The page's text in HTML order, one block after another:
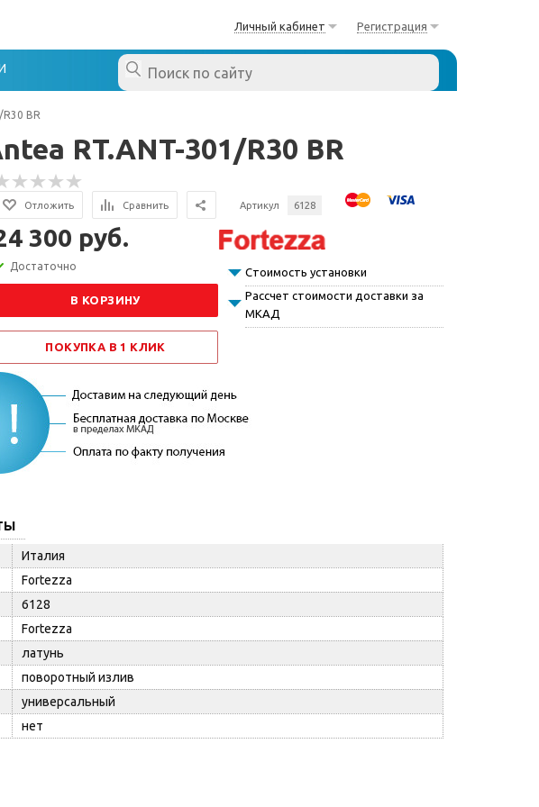
Личный кабинет Регистрация
BR
RT.ANT-301/R30 BR
Отложить Сравнить Артикул 6128
300 руб.
Достаточно
В КОРЗИНУ
ПОКУПКА В 1 КЛИК
Стоимость установки
Рассчет стоимости доставки за
МКАД
Италия
Fortezza
6128
Fortezza
латунь
поворотный излив
универсальный
нет